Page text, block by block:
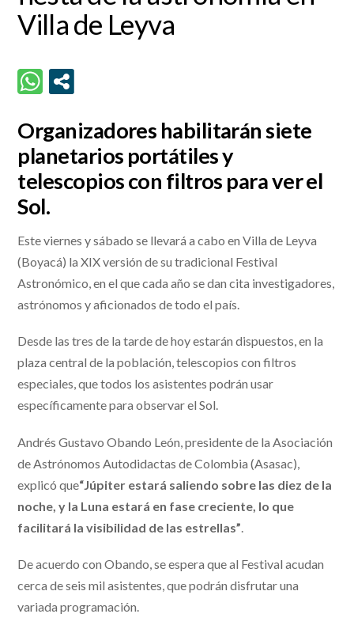
Villa de Leyva
Organizadores habilitarán siete
planetarios portátiles y
telescopios con filtros para ver el
Sol.
Este viernes y sábado se llevará a cabo en Villa de Leyva
(Boyacá) la XIX versión de su tradicional Festival
Astronómico, en el que cada año se dan cita investigadores,
astrónomos y aficionados de todo el país.
Desde las tres de la tarde de hoy estarán dispuestos, en la
plaza central de la población, telescopios con filtros
especiales, que todos los asistentes podrán usar
específicamente para observar el Sol.
Andrés Gustavo Obando León, presidente de la Asociación
de Astrónomos Autodidactas de Colombia (Asasac),
explicó que“Júpiter estará saliendo sobre las diez de la
noche, y la Luna estará en fase creciente, lo que
facilitará la visibilidad de las estrellas”
De acuerdo con Obando, se espera que al Festival acudan
cerca de seis mil asistentes, que podrán disfrutar una
variada programación.